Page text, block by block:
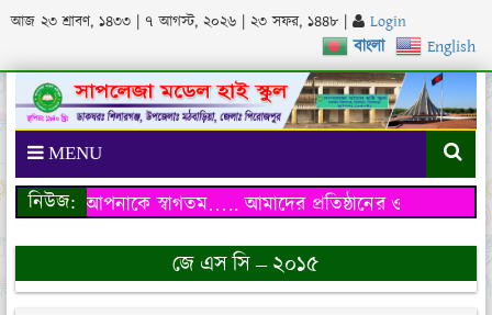
আজ ২৩ শ্রাবণ, ১৪৩৩ ৭ আগস্ট, ২০২৬ ২৩ সফর, ১৪৪৮
বাংলা English
Login
MENU
নিউজ: আমাদের প্রতিষ্ঠানের ওয়েব সাইটে
সাইটে আপনাকে স্বাগতম…..
জে এস সি – ২০১৫